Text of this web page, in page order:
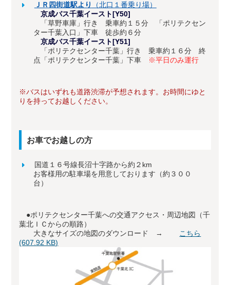
ＪＲ四街道駅より
（北口１番乗り場）
京成バス千葉イースト[Y50]
「草野車庫」行き 乗車約１５分 「ポリテクセン
ター千葉入口」下車 徒歩約６分
京成バス千葉イースト[Y51]
「ポリテクセンター千葉」行き 乗車約１６分 終
点「ポリテクセンター千葉」下車 ※平日のみ運行
※バスはいずれも道路渋滞が予想されます。お時間にゆと
りを持ってお越しください。
お車でお越しの方
国道１６号線長沼十字路から約２km
お客様用の駐車場を用意しております（約３００
台）
●ポリテクセンター千葉への交通アクセス・周辺地図（千
葉北ＩＣからの順路）
大きなサイズの地図のダウンロード →
こちら
(607.92 KB)